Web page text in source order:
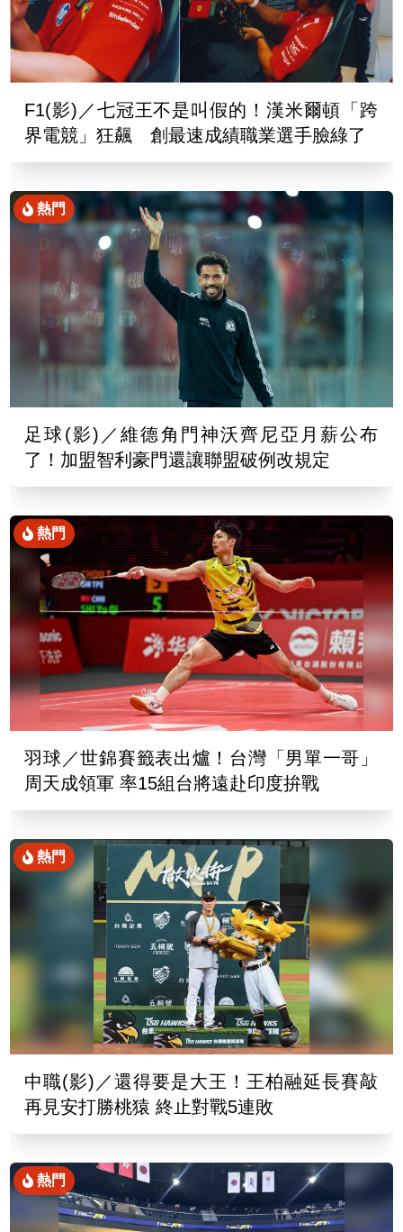
F1(影)／七冠王不是叫假的！漢米爾頓「跨
界電競」狂飆 創最速成績職業選手臉綠了
熱門
足球(影)／維德角門神沃齊尼亞月薪公布
了！加盟智利豪門還讓聯盟破例改規定
熱門
羽球／世錦賽籤表出爐！台灣「男單一哥」
周天成領軍 率15組台將遠赴印度拚戰
熱門
中職(影)／還得要是大王！王柏融延長賽敲
再見安打勝桃猿 終止對戰5連敗
熱門